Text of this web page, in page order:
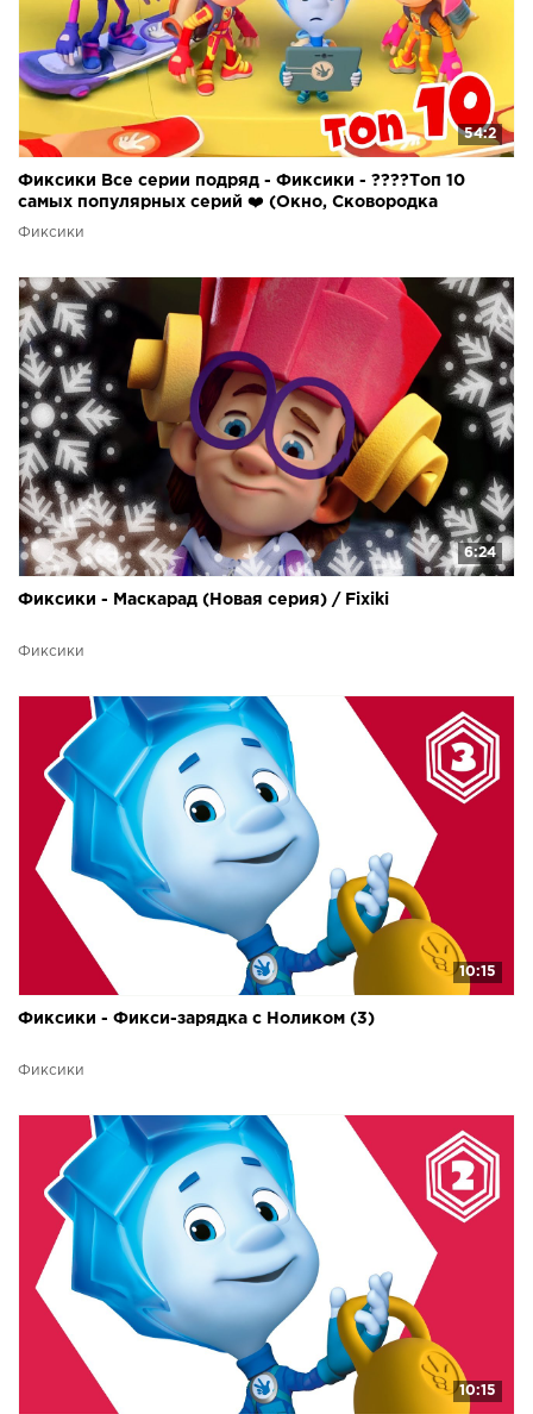
54:2
Фиксики Все серии подряд - Фиксики - ????Топ 10
самых популярных серий ❤️ (Окно, Сковородка
Фиксики
6:24
Фиксики - Маскарад (Новая серия) / Fixiki
Фиксики
10:15
Фиксики - Фикси-зарядка с Ноликом (3)
Фиксики
10:15